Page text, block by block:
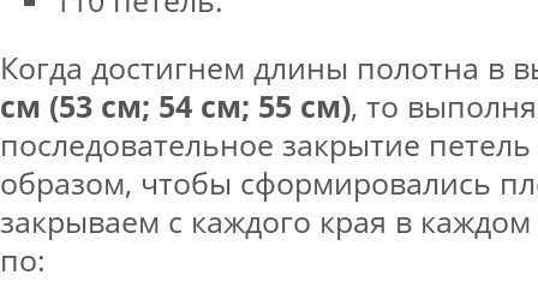
Когда достигнем длины полотна в
см (53 см; 54 см; 55 см), то
последовательное закрытие
образом, чтобы сформировались
закрываем с каждого края в
по: